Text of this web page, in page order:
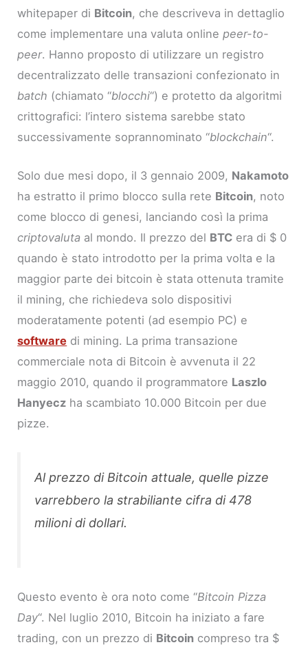
whitepaper di Bitcoin, che descriveva in dettaglio
come implementare una valuta onlinepeer-to-
peer. Hanno proposto di utilizzare un registro
decentralizzato delle transazioni confezionato in
batch (chiamato “blocchi“) e protetto da algoritmi
crittografici: l’intero sistema sarebbe stato
successivamente soprannominato “blockchain“.
Solo due mesi dopo, il 3 gennaio 2009, Nakamoto
ha estratto il primo blocco sulla rete Bitcoin, noto
come blocco di genesi, lanciando così la prima
criptovaluta al mondo. Il prezzo del BTC era di $ 0
quando è stato introdotto per la prima volta e la
maggior parte dei bitcoin è stata ottenuta tramite
il mining, che richiedeva solo dispositivi
moderatamente potenti (ad esempio PC) e
software di mining. La prima transazione
commerciale nota di Bitcoin è avvenuta il 22
maggio 2010, quando il programmatore Laszlo
Hanyecz ha scambiato 10.000 Bitcoin per due
pizze.
Al prezzo di Bitcoin attuale, quelle pizze
varrebbero la strabiliante cifra di 478
milioni di dollari.
Questo evento è ora noto come “Bitcoin Pizza
Day“. Nel luglio 2010, Bitcoin ha iniziato a fare
trading, con un prezzo di Bitcoin compreso tra $